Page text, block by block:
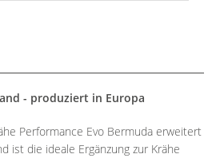
- produziert in Europa
Performance Evo Bermuda erweitert
ist die ideale Ergänzung zur Krähe